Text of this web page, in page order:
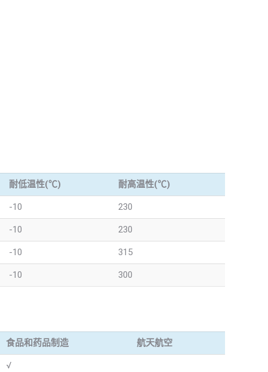
耐低温性(℃) 耐高温性(℃)
-10 230
-10 230
-10 315
-10 300
食品和药品制造 航天航空
√